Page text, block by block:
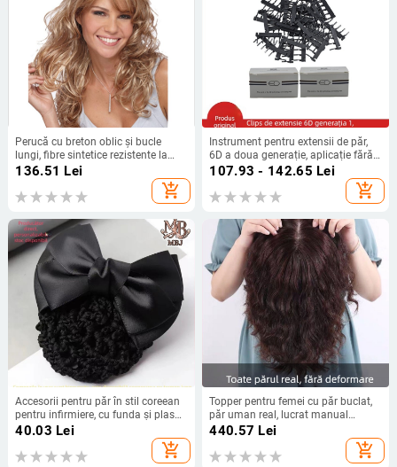
Perucă cu breton oblic și bucle
lungi, fibre sintetice rezistente la
temperatură, stil vedetă
136.51 Lei
add_shopping_cart
Instrument pentru extensii de păr,
6D a doua generație, aplicație fără
cusur, model YM
107.93 - 142.65 Lei
add_shopping_cart
Accesorii pentru păr în stil coreean
pentru infirmiere, cu funda și plasă
de păr
40.03 Lei
add_shopping_cart
Topper pentru femei cu păr buclat,
păr uman real, lucrat manual
complet, volum, model micro-roll
440.57 Lei
add_shopping_cart